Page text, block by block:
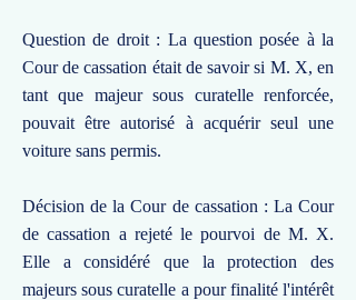
Question de droit : La question posée à la
Cour de cassation était de savoir si M. X, en
tant que majeur sous curatelle renforcée,
pouvait être autorisé à acquérir seul une
voiture sans permis.
Décision de la Cour de cassation : La Cour
de cassation a rejeté le pourvoi de M. X.
Elle a considéré que la protection des
majeurs sous curatelle a pour finalité l'intérêt